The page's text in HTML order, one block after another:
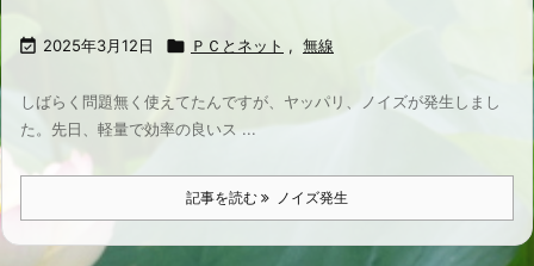
 2025年3月12日  ＰＣとネット , 無線
しばらく問題無く使えてたんですが、ヤッパリ、ノイズが発生しまし
た。先日、軽量で効率の良いス ...
記事を読む ノイズ発生